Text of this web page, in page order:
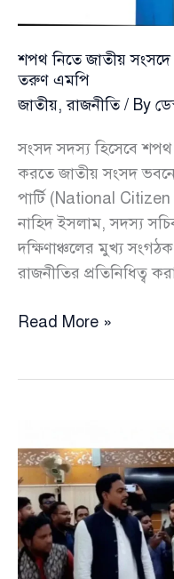
রহমান
শপথ নিতে জাতীয়
তরুণ এমপি
জাতীয়,রাজনীতি/ By
সংসদ সদস্য হিসেবে শপথ
করতে জাতীয় সংসদ
পার্টি (National
নাহিদ ইসলাম, সদস্য
দক্ষিণাঞ্চলের মুখ্য
রাজনীতির প্রতিনিধিত্ব
শপথ
করলেন
এনসিপির
তিন
তরুণ
এমপি
Read More »